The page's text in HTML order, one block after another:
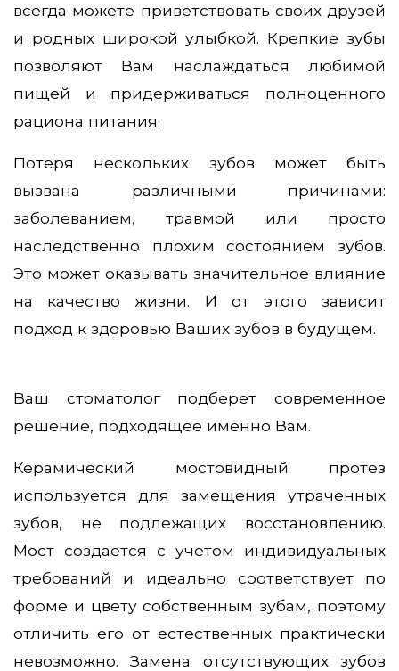
всегда можете приветствовать своих друзей
и родных широкой улыбкой. Крепкие зубы
позволяют Вам наслаждаться любимой
пищей и придерживаться полноценного
рациона питания.
Потеря нескольких зубов может быть
вызвана различными причинами:
заболеванием, травмой или просто
наследственно плохим состоянием зубов.
Это может оказывать значительное влияние
на качество жизни. И от этого зависит
подход к здоровью Ваших зубов в будущем.
Ваш стоматолог подберет современное
решение, подходящее именно Вам.
Керамический мостовидный протез
используется для замещения утраченных
зубов, не подлежащих восстановлению.
Мост создается с учетом индивидуальных
требований и идеально соответствует по
форме и цвету собственным зубам, поэтому
отличить его от естественных практически
невозможно. Замена отсутствующих зубов